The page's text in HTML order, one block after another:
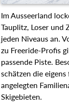
Im Ausseerland
Tauplitz, Loser und
jeden Niveaus an.
zu Freeride-Profis
passende Piste.
schätzen die eigens
angelegten
Skigebieten.